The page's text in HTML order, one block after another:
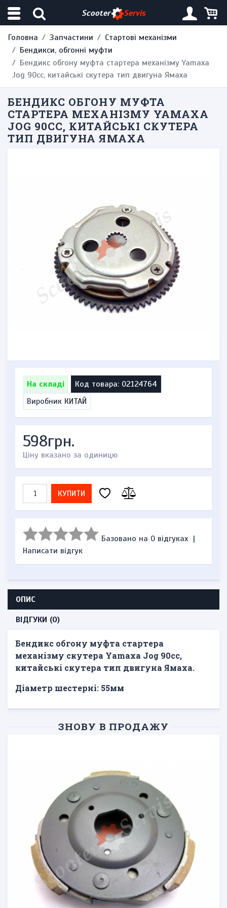
Scooter Servis
Головна Запчастини
Стартові механізми
Бендикси, обгонні муфти
Бендикс обгону муфта стартера механізму Yamaxa
Jog 90cc, китайські скутера тип двигуна Ямаха
БЕНДИКС ОБГОНУ МУФТА
СТАРТЕРА МЕХАНІЗМУ YAMAXA
JOG 90CC, КИТАЙСЬКІ СКУТЕРА
ТИП ДВИГУНА ЯМАХА
На складі
Код товара: 02124764
Виробник КИТАЙ
598грн.
Ціну вказано за одиницю
КУПИТИ
Базовано на 0 відгуках |
Написати відгук
ОПИС
ВІДГУКИ (0)
Бендикс обгону муфта стартера
механізму скутера Yamaxa Jog 90cc,
китайські скутера тип двигуна Ямаха.
Діаметр шестерні: 55мм
ЗНОВУ В ПРОДАЖУ